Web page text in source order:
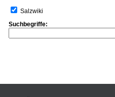
Salzwiki
Suchbegriffe: